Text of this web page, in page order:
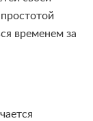
временем за